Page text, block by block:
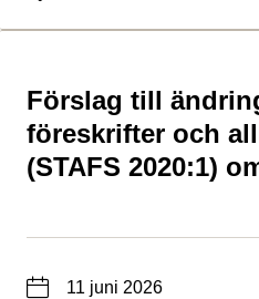
Förslag till
föreskrifter och
(STAFS 2020:1)
Typ av sida
Datum11 juni 2026